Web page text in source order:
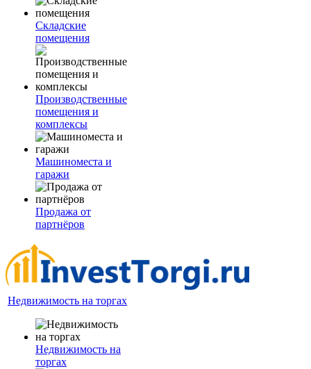
Складские
помещения
Производственные
помещения и
комплексы
Машиноместа и
гаражи
Продажа от
партнёров
Недвижимость на торгах
Недвижимость на
торгах